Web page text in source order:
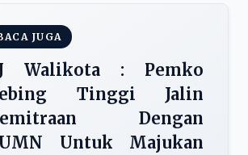
JUGA
Walikota : Pemko
Tinggi Jalin
Dengan
Untuk Majukan